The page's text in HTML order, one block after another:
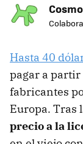
Hasta 40
pagar a partir
fabricantes
Europa. Tras
precio a la